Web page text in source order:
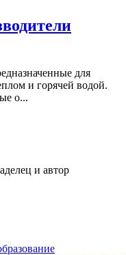
для
и горячей водой.
о...
и автор